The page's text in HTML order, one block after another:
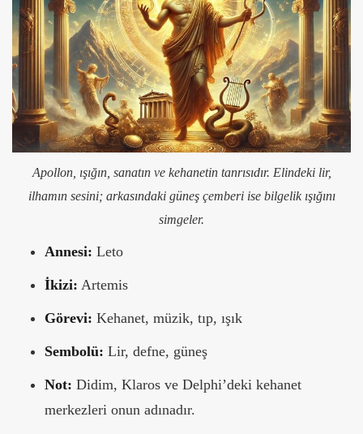
Apollon, ışığın, sanatın ve kehanetin tanrısıdır. Elindeki lir,
ilhamın sesini; arkasındaki güneş çemberi ise bilgelik ışığını
simgeler.
Annesi: Leto
İkizi: Artemis
Görevi: Kehanet, müzik, tıp, ışık
Sembolü: Lir, defne, güneş
Not: Didim, Klaros ve Delphi’deki kehanet
merkezleri onun adınadır.